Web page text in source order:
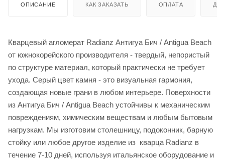
ОПИСАНИЕ КАК ЗАКАЗАТЬ ОПЛАТА
Кварцевый агломерат Radianz Антигуа Бич / Antigua Beach
от южнокорейского производителя - твердый, непористый
по структуре материал, который практически не требует
ухода. Серый цвет камня - это визуальная гармония,
создающая новые грани в любом интерьере. Поверхности
из Антигуа Бич / Antigua Beach устойчивы к механическим
повреждениям, химическим веществам и любым бытовым
нагрузкам. Мы изготовим столешницу, подоконник, барную
стойку или любое другое изделие из кварца Radianz в
течение 7-10 дней, используя итальянское оборудование и